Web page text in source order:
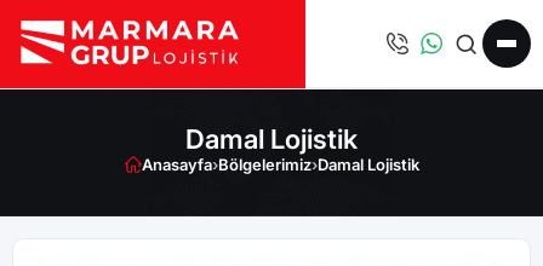
Damal Lojistik
Anasayfa›Bölgelerimiz›Damal Lojistik